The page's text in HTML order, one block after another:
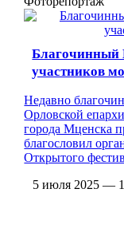
Благочинный
участников
Недавно
Орловской
города Мценска
благословил
Открытого
5 июля 2025 —